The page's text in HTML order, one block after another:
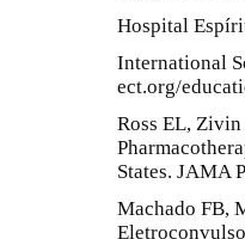
Hospital
International
ect.org/
Ross EL,
States. JAMA
Machado FB,